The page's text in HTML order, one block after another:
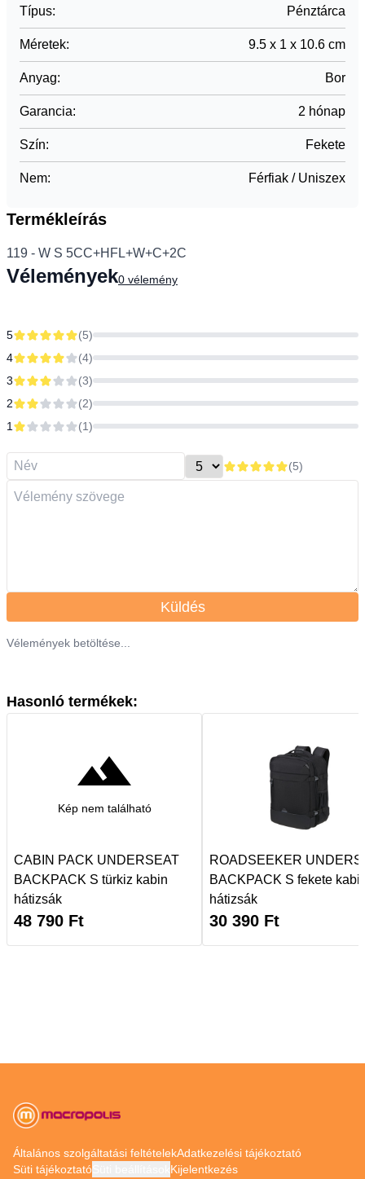
Típus: Pénztárca
Méretek: 9.5 x 1 x 10.6 cm
Anyag: Bor
Garancia: 2 hónap
Szín: Fekete
Nem: Férfiak / Uniszex
Termékleírás
119 - W S 5CC+HFL+W+C+2C
Vélemények0 vélemény
5 (5)
4
(4)
3
(3)
2
(2)
1
(1)
(5)
Küldés
Vélemények betöltése...
Hasonló termékek:
Kép nem található
CABIN PACK UNDERSEAT
BACKPACK S türkiz kabin
hátizsák
48 790 Ft
ROADSEEKER
BACKPACK S fekete
hátizsák
30 390 Ft
Általános szolgáltatási feltételekAdatkezelési tájékoztató
Süti tájékoztató
Kijelentkezés